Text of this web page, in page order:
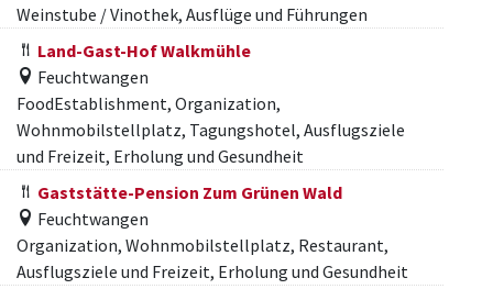
Weinstube / Vinothek, Ausflüge und Führungen
Land-Gast-Hof Walkmühle
Feuchtwangen
FoodEstablishment, Organization,
Wohnmobilstellplatz, Tagungshotel, Ausflugsziele
und Freizeit, Erholung und Gesundheit
Gaststätte-Pension Zum Grünen Wald
Feuchtwangen
Organization, Wohnmobilstellplatz, Restaurant,
Ausflugsziele und Freizeit, Erholung und Gesundheit